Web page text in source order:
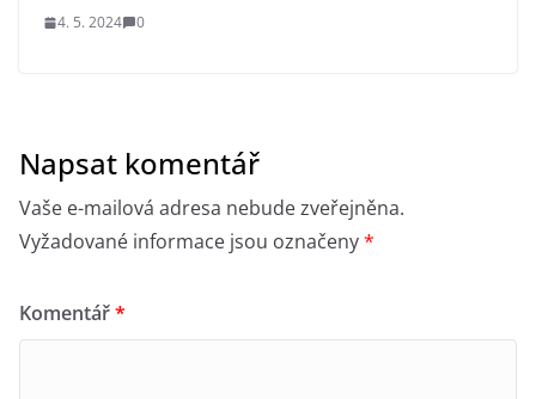
4. 5. 2024 0
Napsat komentář
Vaše e-mailová adresa nebude zveřejněna.
Vyžadované informace jsou označeny*
Komentář*